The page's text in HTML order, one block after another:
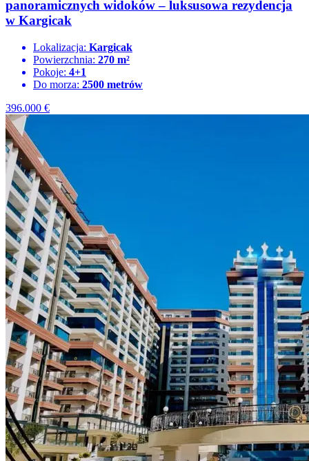
panoramicznych widoków – luksusowa rezydencja
w Kargicak
Lokalizacja: Kargicak
Powierzchnia: 270 m²
Pokoje: 4+1
Do morza: 2500 metrów
396.000 €